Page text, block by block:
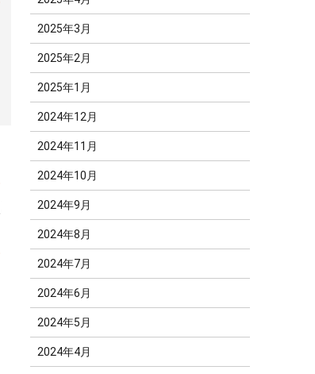
2025年3月
2025年2月
2025年1月
2024年12月
2024年11月
2024年10月
2024年9月
2024年8月
2024年7月
2024年6月
2024年5月
2024年4月